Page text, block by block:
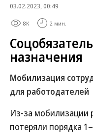
03.02.2023, 00:49
8K 2 мин.
назначения
Мобилизация
для работодателей
Из-за мобилизации
потеряли порядка